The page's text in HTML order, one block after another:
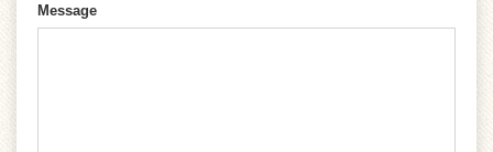
Message